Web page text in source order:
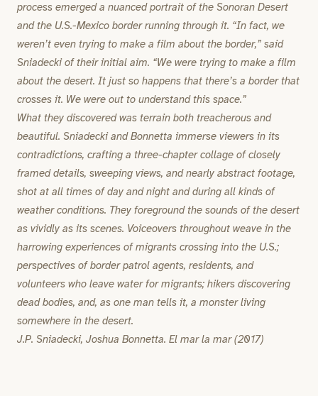
process emerged a nuanced portrait of the Sonoran Desert
and the U.S.-Mexico border running through it. “In fact, we
weren’t even trying to make a film about the border,” said
Sniadecki of their initial aim. “We were trying to make a film
about the desert. It just so happens that there’s a border that
crosses it. We were out to understand this space.”
What they discovered was terrain both treacherous and
beautiful. Sniadecki and Bonnetta immerse viewers in its
contradictions, crafting a three-chapter collage of closely
framed details, sweeping views, and nearly abstract footage,
shot at all times of day and night and during all kinds of
weather conditions. They foreground the sounds of the desert
as vividly as its scenes. Voiceovers throughout weave in the
harrowing experiences of migrants crossing into the U.S.;
perspectives of border patrol agents, residents, and
volunteers who leave water for migrants; hikers discovering
dead bodies, and, as one man tells it, a monster living
somewhere in the desert.
J.P. Sniadecki, Joshua Bonnetta. El mar la mar (2017)